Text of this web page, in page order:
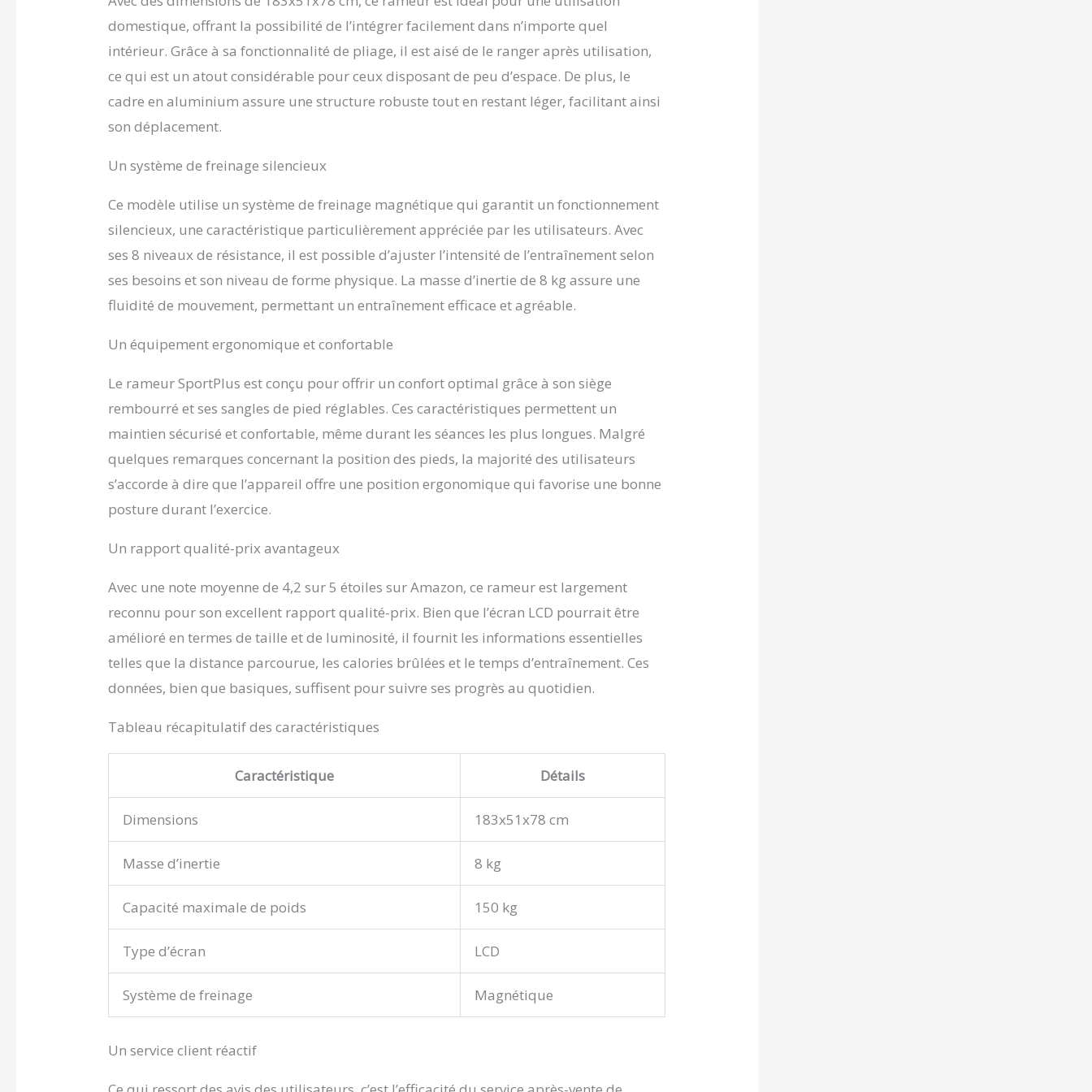
affiche l'heure, les coups de rame/min, la distance, les
calories, le pouls (avec la sangle thoracique) et la longueur
de course. Les données d'entraînment t'aident toujours à
COMPACT ✅ S'adapte à chaque environnement. La machine
de sport se replie en quelques gestes, elle se range
CERTIFIÉ PAR LE TÜV SÜD ✅ Sécurité fiable et qualité
domestique, offrant la possibilité de l’intégrer facilement dans n’importe quel
intérieur. Grâce à sa fonctionnalité de pliage, il est aisé de le ranger après utilisation,
ce qui est un atout considérable pour ceux disposant de peu d’espace. De plus, le
cadre en aluminium assure une structure robuste tout en restant léger, facilitant ainsi
son déplacement.
Un système de freinage silencieux
Ce modèle utilise un système de freinage magnétique qui garantit un fonctionnement
silencieux, une caractéristique particulièrement appréciée par les utilisateurs. Avec
ses 8 niveaux de résistance, il est possible d’ajuster l’intensité de l’entraînement selon
ses besoins et son niveau de forme physique. La masse d’inertie de 8 kg assure une
fluidité de mouvement, permettant un entraînement efficace et agréable.
Un équipement ergonomique et confortable
Le rameur SportPlus est conçu pour offrir un confort optimal grâce à son siège
rembourré et ses sangles de pied réglables. Ces caractéristiques permettent un
maintien sécurisé et confortable, même durant les séances les plus longues. Malgré
quelques remarques concernant la position des pieds, la majorité des utilisateurs
s’accorde à dire que l’appareil offre une position ergonomique qui favorise une bonne
posture durant l’exercice.
Un rapport qualité-prix avantageux
Avec une note moyenne de 4,2 sur 5 étoiles sur Amazon, ce rameur est largement
reconnu pour son excellent rapport qualité-prix. Bien que l’écran LCD pourrait être
amélioré en termes de taille et de luminosité, il fournit les informations essentielles
telles que la distance parcourue, les calories brûlées et le temps d’entraînement. Ces
données, bien que basiques, suffisent pour suivre ses progrès au quotidien.
Tableau récapitulatif des caractéristiques
Caractéristique Détails
Dimensions 183x51x78 cm
Masse d’inertie 8 kg
Capacité maximale de poids 150 kg
Type d’écran LCD
Système de freinage Magnétique
Un service client réactif